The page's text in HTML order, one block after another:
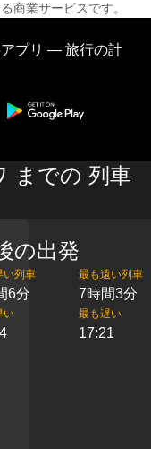
商業サービスです。
プリ — 旅行の計
までの 列車
の出発
い列車
6分
最も遠い列車
7時間3分
い 最も遅い
17:21